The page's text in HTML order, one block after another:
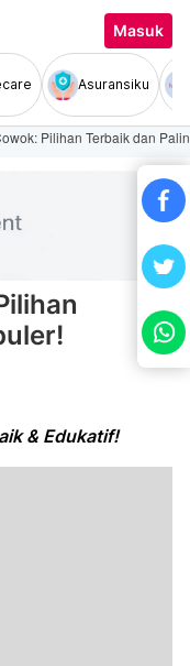
Masuk
Asuransiku
Pilihan Terbaik dan
& Edukatif!